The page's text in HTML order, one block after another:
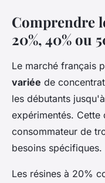
Comprendre
20%, 40% ou
Le marché français
variée de
les débutants
expérimentés. Cette
consommateur de
besoins spécifiques.
Les résines à 20%